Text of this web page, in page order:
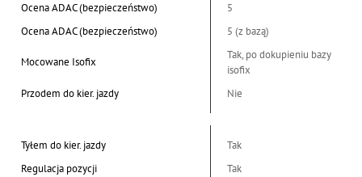
Ocena ADAC (bezpieczeństwo)
5
Ocena ADAC (bezpieczeństwo)
5 (z bazą)
Mocowane Isofix
Tak, po dokupieniu bazy
isofix
Przodem do kier. jazdy
Nie
Tyłem do kier. jazdy
Tak
Regulacja pozycji
Tak